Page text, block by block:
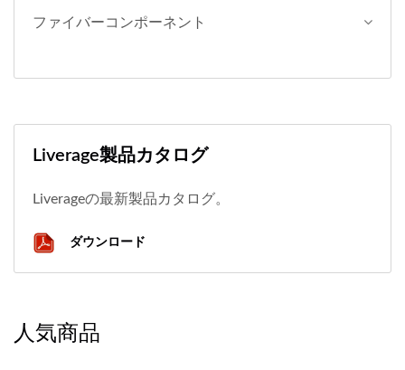
ファイバーコンポーネント
Liverage製品カタログ
Liverageの最新製品カタログ。
ダウンロード
人気商品